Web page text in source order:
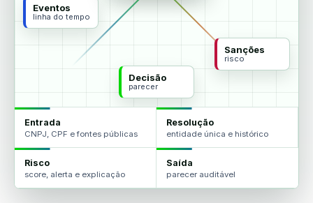
Eventos
linha do tempo
Sanções
risco
Decisão
parecer
Entrada
CNPJ, CPF e fontes públicas
Resolução
entidade única e histórico
Risco
score, alerta e explicação
Saída
parecer auditável